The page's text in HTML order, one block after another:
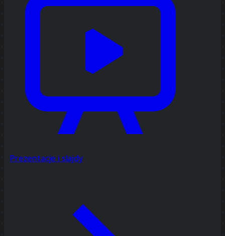
Prezentacje i slajdy